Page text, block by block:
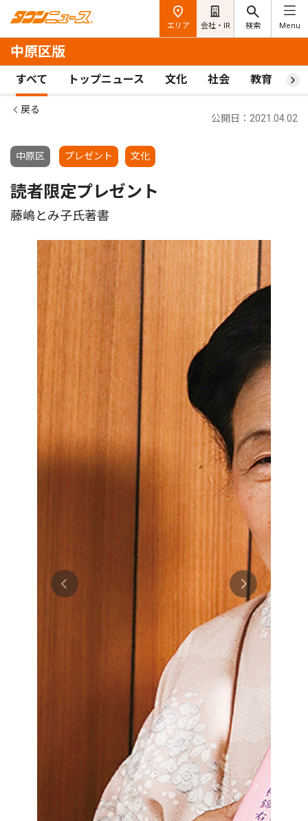
エリア 会社・IR 検索 Menu
中原区版
すべて トップニュース 文化 社会 教育 ス
戻る
中原区 プレゼント 文化
公開日：2021.04.02
読者限定プレゼント
藤嶋とみ子氏著書